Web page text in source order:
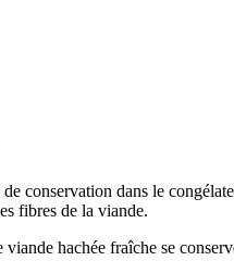
conservation dans le
fibres de la viande.
hachée fraîche se